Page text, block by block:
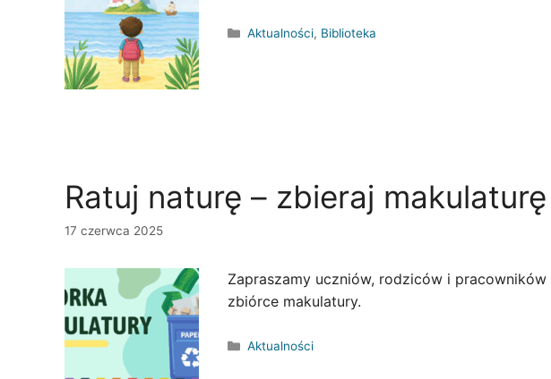
Kategorie
Aktualności, Biblioteka
Ratuj naturę – zbieraj makulaturę
17 czerwca 2025
Zapraszamy uczniów, rodziców i pracowników
zbiórce makulatury.
Kategorie
Aktualności